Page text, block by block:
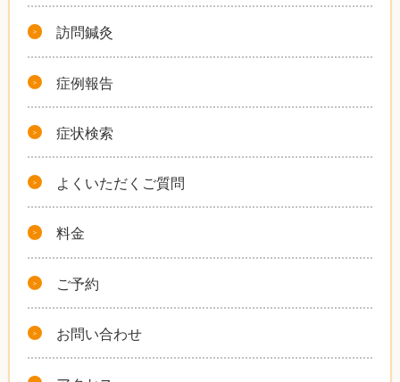
訪問鍼灸
症例報告
症状検索
よくいただくご質問
料金
ご予約
お問い合わせ